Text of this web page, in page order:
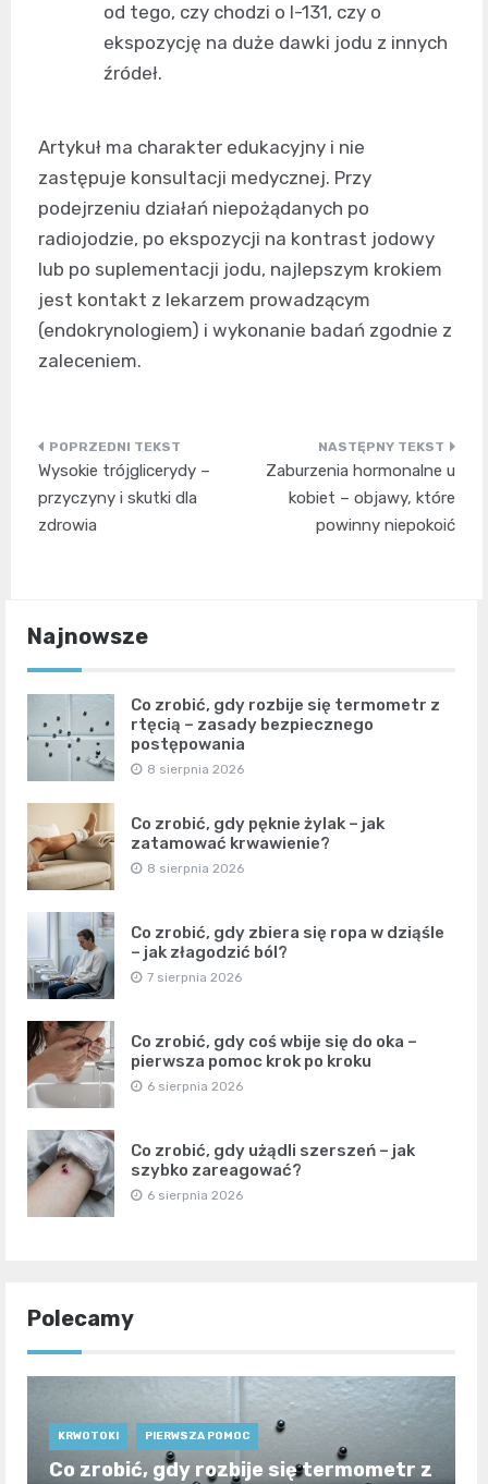
od tego, czy chodzi o I-131, czy o
ekspozycję na duże dawki jodu z innych
źródeł.
Artykuł ma charakter edukacyjny i nie
zastępuje konsultacji medycznej. Przy
podejrzeniu działań niepożądanych po
radiojodzie, po ekspozycji na kontrast jodowy
lub po suplementacji jodu, najlepszym krokiem
jest kontakt z lekarzem prowadzącym
(endokrynologiem) i wykonanie badań zgodnie z
zaleceniem.
Nawigacja
wpisu
Wysokie trójglicerydy –
przyczyny i skutki dla
zdrowia
Zaburzenia hormonalne u
kobiet – objawy, które
powinny niepokoić
Najnowsze
Co zrobić, gdy rozbije się termometr z
rtęcią – zasady bezpiecznego
postępowania
8 sierpnia 2026
Co zrobić, gdy pęknie żylak – jak
zatamować krwawienie?
8 sierpnia 2026
Co zrobić, gdy zbiera się ropa w dziąśle
– jak złagodzić ból?
7 sierpnia 2026
Co zrobić, gdy coś wbije się do oka –
pierwsza pomoc krok po kroku
6 sierpnia 2026
Co zrobić, gdy użądli szerszeń – jak
szybko zareagować?
6 sierpnia 2026
Polecamy
KRWOTOKI PIERWSZA POMOC
Co zrobić, gdy rozbije się termometr z